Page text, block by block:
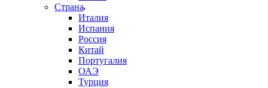
Страна
Италия
Испания
Россия
Китай
Португалия
ОАЭ
Турция